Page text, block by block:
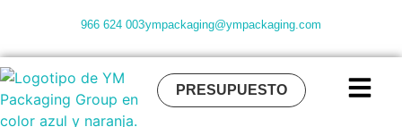
966 624 003ympackaging@ympackaging.com
PRESUPUESTO